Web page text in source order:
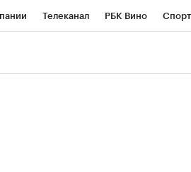
Телеканал РБК Вино Спорт